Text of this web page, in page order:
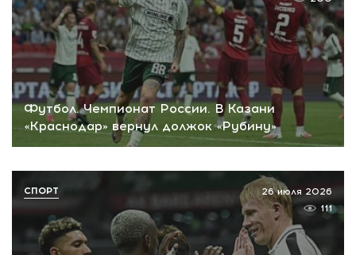
Футбол. Чемпионат России. В Казани
«Краснодар» вернул должок «Рубину»
26 июля 2026
111
СПОРТ